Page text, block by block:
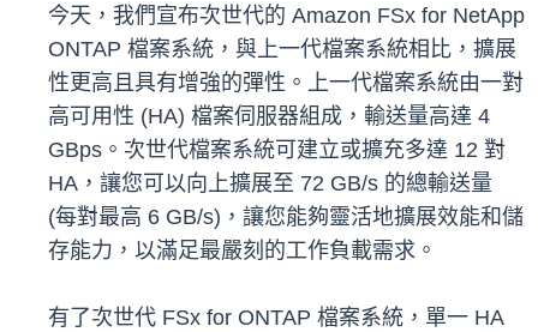
今天，我們宣布次世代的 Amazon FSx for NetApp
ONTAP 檔案系統，與上一代檔案系統相比，擴展
性更高且具有增強的彈性。上一代檔案系統由一對
高可用性 (HA) 檔案伺服器組成，輸送量高達 4
GBps。次世代檔案系統可建立或擴充多達 12 對
HA，讓您可以向上擴展至 72 GB/s 的總輸送量
(每對最高 6 GB/s)，讓您能夠靈活地擴展效能和儲
存能力，以滿足最嚴刻的工作負載需求。
有了次世代 FSx for ONTAP 檔案系統，單一 HA